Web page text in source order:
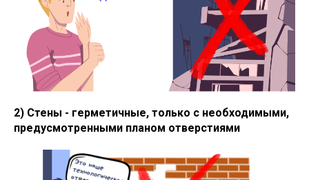
2) Стены - герметичные, только с необходимыми,
предусмотренными планом отверстиями